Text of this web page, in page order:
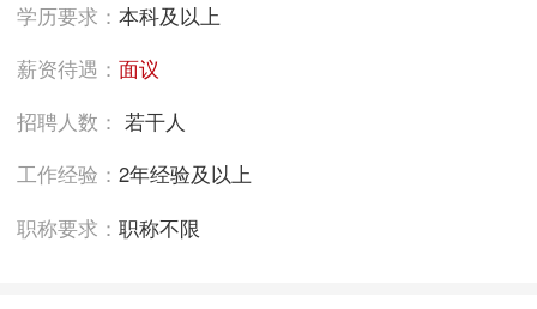
学历要求：本科及以上
薪资待遇：面议
招聘人数：若干人
工作经验：2年经验及以上
职称要求：职称不限